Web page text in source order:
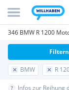
346 BMW R 1200
BMW R
Filtern
Infos zur Reihung